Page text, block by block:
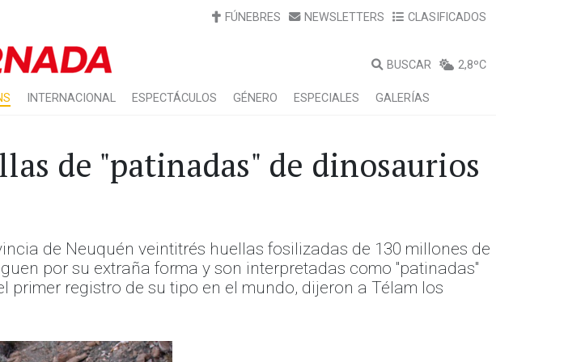
FÚNEBRES NEWSLETTERS CLASIFICADOS
BUSCAR 2,8ºC
INTERNACIONAL ESPECTÁCULOS GÉNERO ESPECIALES GALERÍAS
de "patinadas" de dinosaurios
de Neuquén veintitrés huellas fosilizadas de 130 millones de
por su extraña forma y son interpretadas como "patinadas"
registro de su tipo en el mundo, dijeron a Télam los